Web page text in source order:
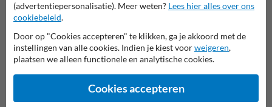
(advertentiepersonalisatie). Meer weten? Lees hier alles over ons
cookiebeleid.
Door op "Cookies accepteren" te klikken, ga je akkoord met de
instellingen van alle cookies. Indien je kiest voorweigeren,
plaatsen we alleen functionele en analytische cookies.
Cookies accepteren